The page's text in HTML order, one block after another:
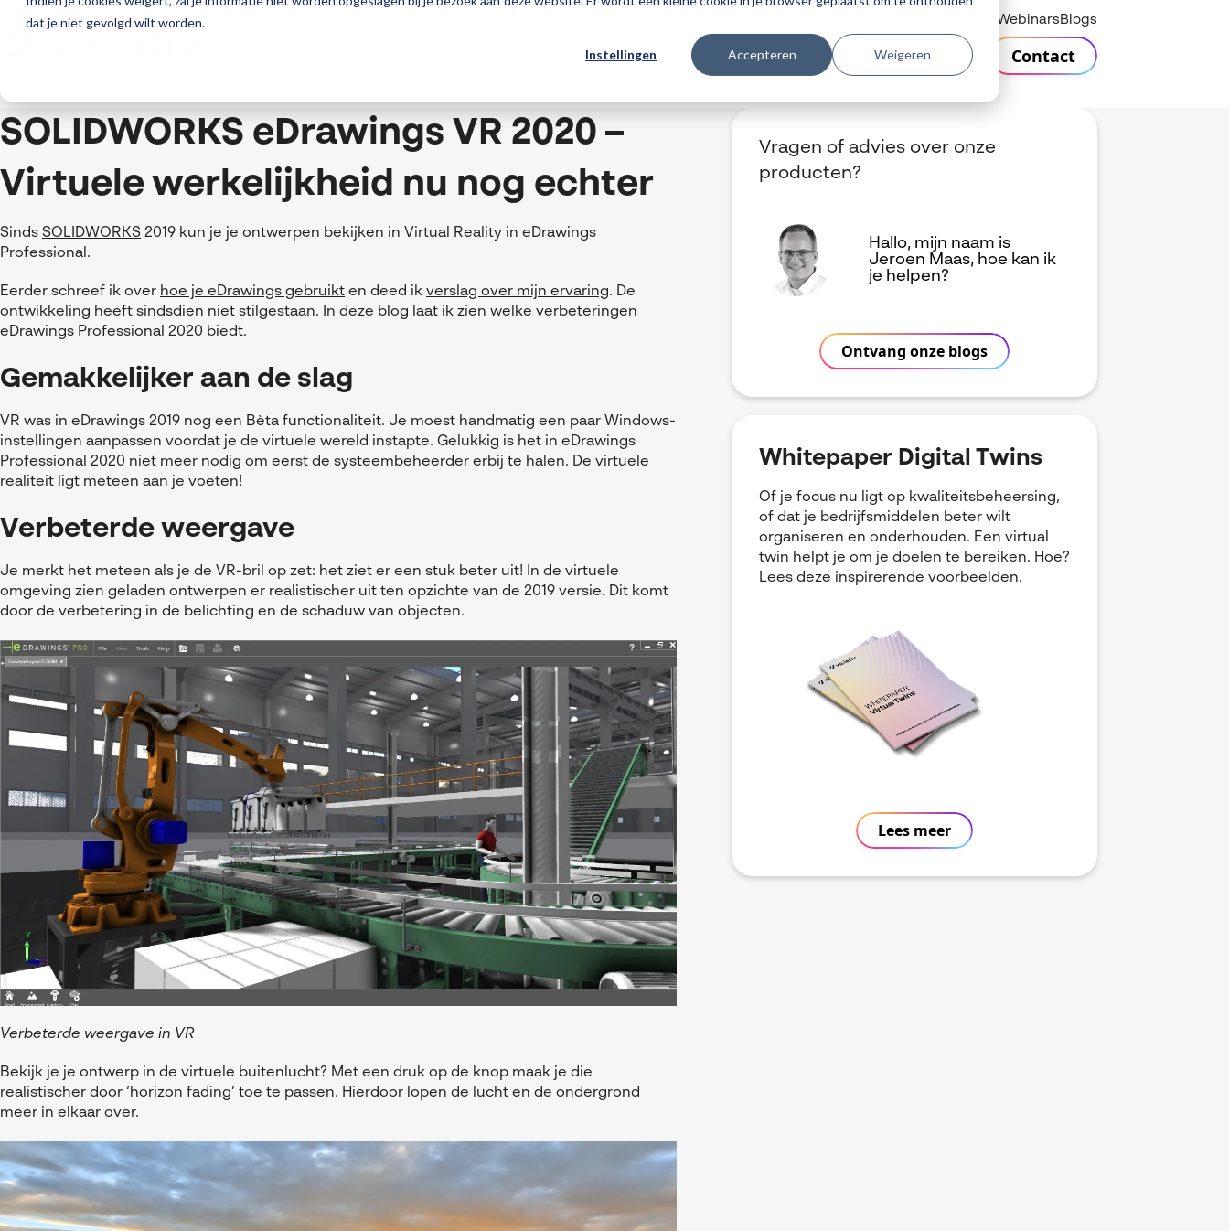
dat je niet gevolgd wilt worden.
Instellingen Accepteren Weigeren
Webinars Blogs
Producten3DEXPERIENCETrainingen SupportOver Visiativ Contact
SOLIDWORKS eDrawings VR 2020 –
Virtuele werkelijkheid nu nog echter
Sinds SOLIDWORKS 2019 kun je je ontwerpen bekijken in Virtual Reality in eDrawings
Professional.
Eerder schreef ik over hoe je eDrawings gebruikt en deed ik verslag over mijn ervaring. De
ontwikkeling heeft sindsdien niet stilgestaan. In deze blog laat ik zien welke verbeteringen
eDrawings Professional 2020 biedt.
Gemakkelijker aan de slag
VR was in eDrawings 2019 nog een Bèta functionaliteit. Je moest handmatig een paar Windows-
instellingen aanpassen voordat je de virtuele wereld instapte. Gelukkig is het in eDrawings
Professional 2020 niet meer nodig om eerst de systeembeheerder erbij te halen. De virtuele
realiteit ligt meteen aan je voeten!
Verbeterde weergave
Je merkt het meteen als je de VR-bril op zet: het ziet er een stuk beter uit! In de virtuele
omgeving zien geladen ontwerpen er realistischer uit ten opzichte van de 2019 versie. Dit komt
door de verbetering in de belichting en de schaduw van objecten.
Verbeterde weergave in VR
Bekijk je je ontwerp in de virtuele buitenlucht? Met een druk op de knop maak je die
realistischer door ‘horizon fading’ toe te passen. Hierdoor lopen de lucht en de ondergrond
meer in elkaar over.
Vragen of advies over onze
producten?
Hallo, mijn naam is
Jeroen Maas, hoe kan ik
je helpen?
Ontvang onze blogs
Whitepaper Digital Twins
Of je focus nu ligt op kwaliteitsbeheersing,
of dat je bedrijfsmiddelen beter wilt
organiseren en onderhouden. Een virtual
twin helpt je om je doelen te bereiken. Hoe?
Lees deze inspirerende voorbeelden.
Lees meer